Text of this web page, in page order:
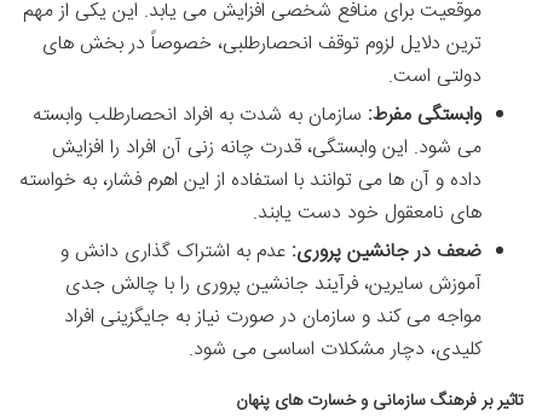
موقعیت برای منافع شخصی افزایش می یابد. این یکی از مهم
ترین دلایل لزوم توقف انحصارطلبی، خصوصاً در بخش های
دولتی است.
وابستگی مفرط: سازمان به شدت به افراد انحصارطلب وابسته
می شود. این وابستگی، قدرت چانه زنی آن افراد را افزایش
داده و آن ها می توانند با استفاده از این اهرم فشار، به خواسته
های نامعقول خود دست یابند.
ضعف در جانشین پروری: عدم به اشتراک گذاری دانش و
آموزش سایرین، فرآیند جانشین پروری را با چالش جدی
مواجه می کند و سازمان در صورت نیاز به جایگزینی افراد
کلیدی، دچار مشکلات اساسی می شود.
تاثیر بر فرهنگ سازمانی و خسارت های پنهان